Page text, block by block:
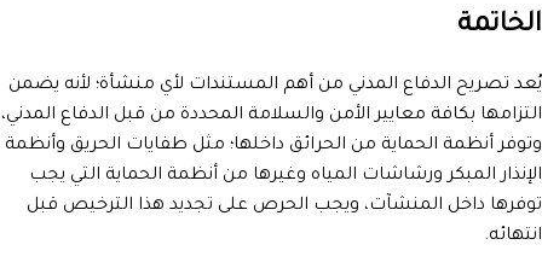
الخاتمة
يُعد تصريح الدفاع المدني من أهم المستندات لأي منشأة؛ لأنه يضمن
التزامها بكافة معايير الأمن والسلامة المحددة من قبل الدفاع المدني،
وتوفر أنظمة الحماية من الحرائق داخلها؛ مثل طفايات الحريق وأنظمة
الإنذار المبكر ورشاشات المياه وغيرها من أنظمة الحماية التي يجب
توفرها داخل المنشآت، ويجب الحرص على تجديد هذا الترخيص قبل
انتهائه.